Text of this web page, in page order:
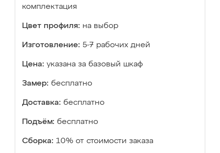
комплектация
Цвет профиля: на выбор
Изготовление: 5-7 рабочих дней
Цена: указана за базовый шкаф
Замер: бесплатно
Доставка: бесплатно
Подъём: бесплатно
Сборка: 10% от стоимости заказа